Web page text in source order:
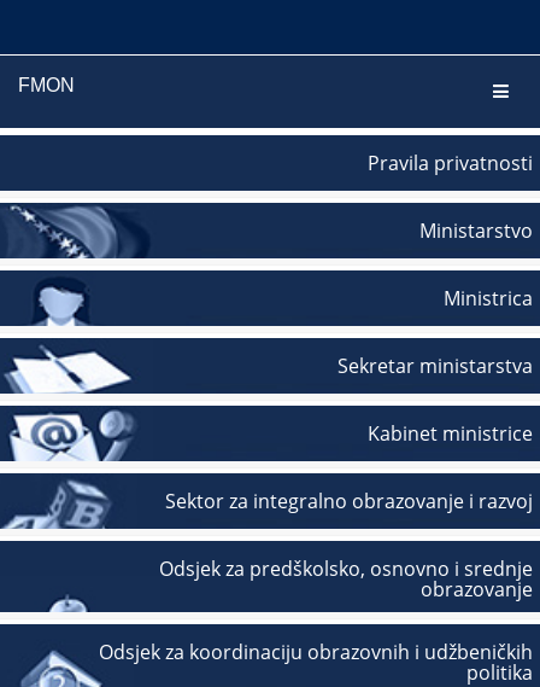
FMON
Pravila privatnosti
Ministarstvo
Ministrica
Sekretar ministarstva
Kabinet ministrice
Sektor za integralno obrazovanje i razvoj
Odsjek za predškolsko, osnovno i srednje
obrazovanje
Odsjek za koordinaciju obrazovnih i udžbeničkih
politika